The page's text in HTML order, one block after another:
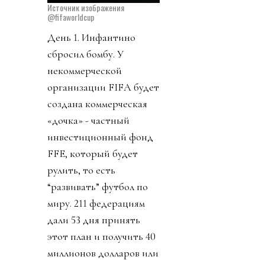
Источник изображения
@fifaworldcup
День 1. Инфантино
сбросил бомбу. У
некоммерческой
организации FIFA будет
создана коммерческая
«дочка» - частный
инвестиционный фонд
FFE, который будет
рулить, то есть
“развивать” футбол по
миру. 211 федерациям
дали 53 дня принять
этот план и получить 40
миллионов долларов или